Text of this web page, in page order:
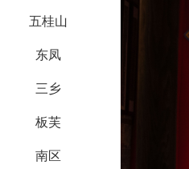
五桂山
东凤
三乡
板芙
南区